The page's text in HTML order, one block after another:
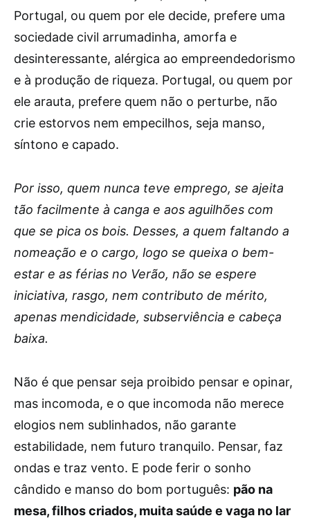
Portugal, ou quem por ele decide, prefere uma
sociedade civil arrumadinha, amorfa e
desinteressante, alérgica ao empreendedorismo
e à produção de riqueza. Portugal, ou quem por
ele arauta, prefere quem não o perturbe, não
crie estorvos nem empecilhos, seja manso,
síntono e capado.
Por isso, quem nunca teve emprego, se ajeita
tão facilmente à canga e aos aguilhões com
que se pica os bois. Desses, a quem faltando a
nomeação e o cargo, logo se queixa o bem-
estar e as férias no Verão, não se espere
iniciativa, rasgo, nem contributo de mérito,
apenas mendicidade, subserviência e cabeça
baixa.
Não é que pensar seja proibido pensar e opinar,
mas incomoda, e o que incomoda não merece
elogios nem sublinhados, não garante
estabilidade, nem futuro tranquilo. Pensar, faz
ondas e traz vento. E pode ferir o sonho
cândido e manso do bom português: pão na
mesa, filhos criados, muita saúde e vaga no lar